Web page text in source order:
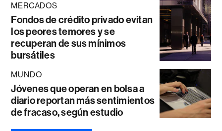
MERCADOS
Fondos de crédito privado evitan
los peores temores y se
recuperan de sus mínimos
bursátiles
MUNDO
Jóvenes que operan en bolsa a
diario reportan más sentimientos
de fracaso, según estudio